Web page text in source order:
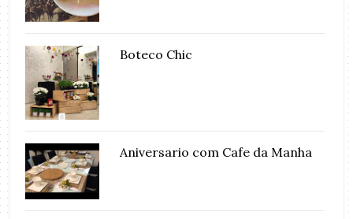
Boteco Chic
Aniversario com Cafe da Manha